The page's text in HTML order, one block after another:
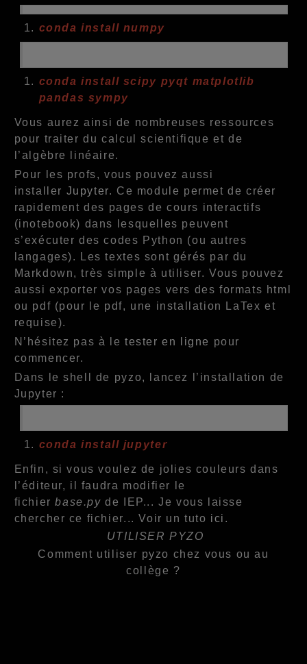
conda install numpy
conda install scipy pyqt matplotlib
pandas sympy
Vous aurez ainsi de nombreuses ressources
pour traiter du calcul scientifique et de
l’algèbre linéaire.
Pour les profs, vous pouvez aussi
installer Jupyter. Ce module permet de créer
rapidement des pages de cours interactifs
(inotebook) dans lesquelles peuvent
s’exécuter des codes Python (ou autres
langages). Les textes sont gérés par du
Markdown, très simple à utiliser. Vous pouvez
aussi exporter vos pages vers des formats html
ou pdf (pour le pdf, une installation LaTex et
requise).
N’hésitez pas à le tester en ligne pour
commencer.
Dans le shell de pyzo, lancez l’installation de
Jupyter :
conda install jupyter
Enfin, si vous voulez de jolies couleurs dans
l’éditeur, il faudra modifier le
fichierbase.py de IEP... Je vous laisse
chercher ce fichier... Voir un tuto ici .
UTILISER PYZO
Comment utiliser pyzo chez vous ou au
collège ?